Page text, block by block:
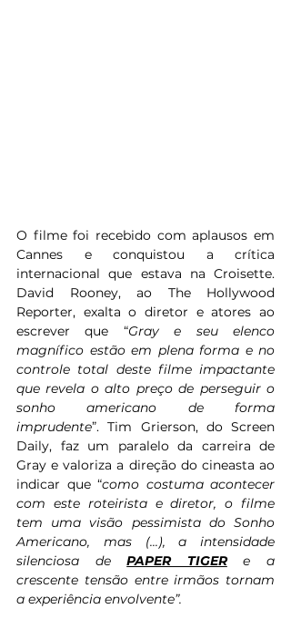
O filme foi recebido com aplausos em
Cannes e conquistou a crítica
internacional que estava na Croisette.
David Rooney, ao The Hollywood
Reporter, exalta o diretor e atores ao
escrever que “Gray e seu elenco
magnífico estão em plena forma e no
controle total deste filme impactante
que revela o alto preço de perseguir o
sonho americano de forma
imprudente”. Tim Grierson, do Screen
Daily, faz um paralelo da carreira de
Gray e valoriza a direção do cineasta ao
indicar que “como costuma acontecer
com este roteirista e diretor, o filme
tem uma visão pessimista do Sonho
Americano, mas (...), a intensidade
silenciosa de PAPER TIGER e a
crescente tensão entre irmãos tornam
a experiência envolvente”.